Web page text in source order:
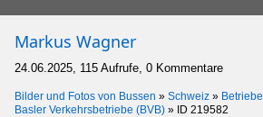
Markus Wagner
24.06.2025, 115 Aufrufe, 0 Kommentare
Bilder und Fotos von Bussen » Schweiz » Betriebe
Basler Verkehrsbetriebe (BVB) » ID 219582